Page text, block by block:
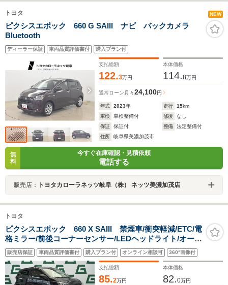
トヨタ NEW
ピクシスエポック 660 G SAIII ナビ バックカメラ
Bluetooth
ディーラー保証 車両品質評価書付 購入プラン付
支払総額
122.3万円
本体価格
114.8万円
通常ローン 月々24,100円
年式 2023年 走行 15km
車検
車検整備付 修復
なし
保証
保証付 整備
法定整備付
住所
岐阜県美濃加茂市
無
料
今すぐ在庫確認・見積依頼
電話する
販売店： トヨタカローラネッツ岐阜（株） ネッツ美濃加茂店
トヨタ
ピクシスエポック 660 X SAIII 禁煙車/衝突軽減/ETC/電
格ミラー/前後コーナーセンサー/LEDヘッドライト/オート
マチックハイビーム/ヘッドライトレベライザー/アイドリ
ングストップ/Bluetooth/AUX/社外アルミホイール
販売店保証 車両品質評価書付 購入プラン付 オンライン相談可 360°画像付
支払総額
85.2万円
本体価格
82.0万円